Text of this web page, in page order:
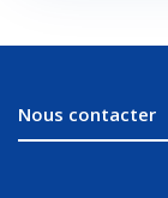
Nous contacter